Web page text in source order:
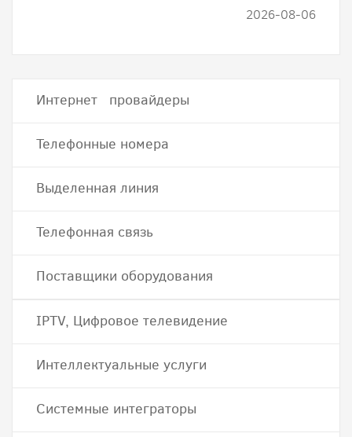
2026-08-06
Интернет провайдеры
Телефонные номера
Выделенная линия
Телефонная связь
Поставщики оборудования
IPTV, Цифровое телевидение
Интеллектуальные услуги
Системные интеграторы